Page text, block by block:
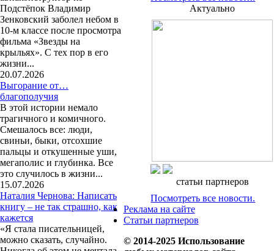
Подстёпок Владимир
Зенковский заболел небом в
10-м классе после просмотра
фильма «Звезды на
крыльях». С тех пор в его
жизни...
20.07.2026
Выгорание от…
благополучия
В этой истории немало
трагичного и комичного.
Смешалось все: люди,
свиньи, быки, отсохшие
пальцы и откушенные уши,
мегаполис и глубинка. Все
это случилось в жизни...
15.07.2026
Наталия Чернова: Написать
книгу – не так страшно, как
кажется
«Я стала писательницей,
можно сказать, случайно.
Актуально
статьи партнеров
Посмотреть все новости.
Реклама на сайте
Статьи партнеров
© 2014-2025 Использование